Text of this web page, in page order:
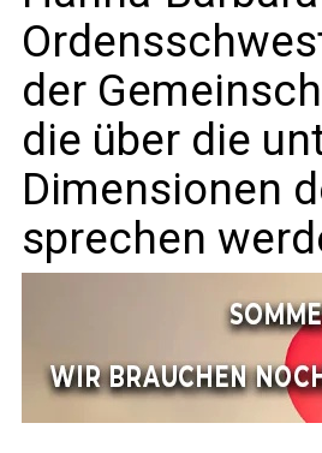
der
die über die
Dimensionen
sprechen